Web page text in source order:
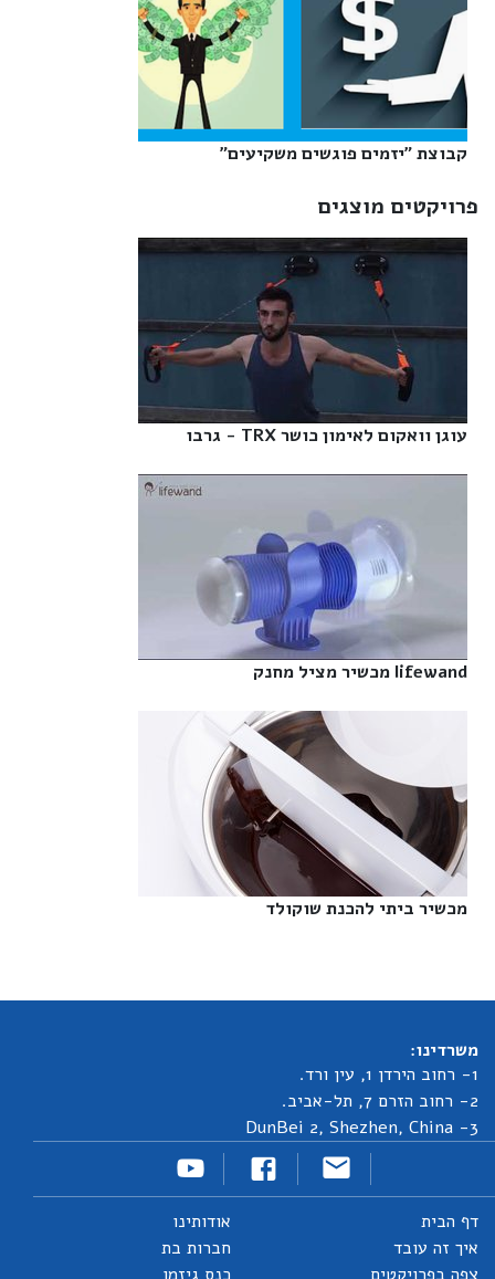
קבוצת "יזמים פוגשים משקיעים"‎
פרויקטים מוצגים
עוגן וואקום לאימון כושר TRX - גרבו‎
lifewand מכשיר מציל מחנק‎
מכשיר ביתי להכנת שוקולד‎
משרדינו:
1- רחוב הירדן 1, עין ורד.
2- רחוב הזרם 7, תל-אביב.
3- DunBei 2, Shezhen, China
דף הבית
איך זה עובד
אודותינו
חברות בת